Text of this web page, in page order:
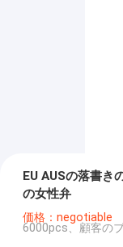
EU AUSの落書き
の女性弁
価格：negotiable
6000pcs、顧客の